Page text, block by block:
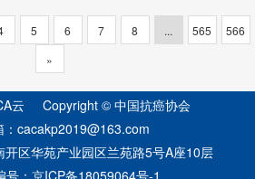
5 6 7 8 ... 565
566
»
云 Copyright © 中国抗癌协会
：cacakp2019@163.com
区华苑产业园区兰苑路5号A座10层
： 京ICP备18059064号-1